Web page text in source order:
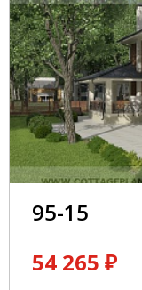
95-15
54 265 ₽